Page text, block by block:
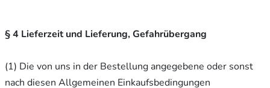
§ 4 Lieferzeit und Lieferung, Gefahrübergang
(1) Die von uns in der Bestellung angegebene oder sonst
nach diesen Allgemeinen Einkaufsbedingungen